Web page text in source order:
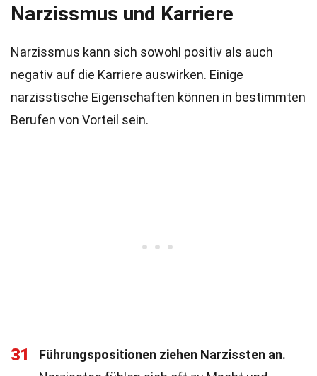
Narzissmus und Karriere
Narzissmus kann sich sowohl positiv als auch
negativ auf die Karriere auswirken. Einige
narzisstische Eigenschaften können in bestimmten
Berufen von Vorteil sein.
31
Führungspositionen ziehen Narzissten an.